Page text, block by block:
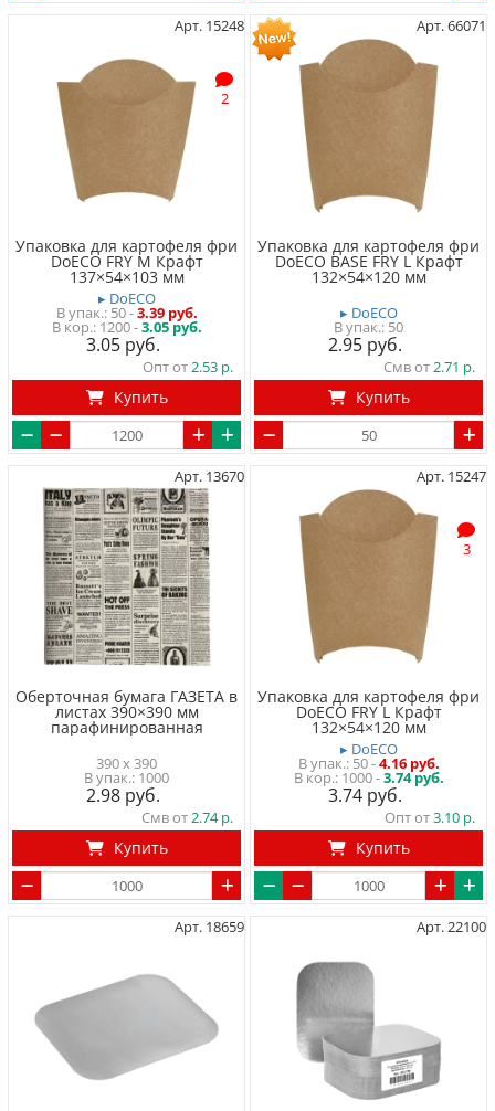
Арт. 15248
2
Упаковка для картофеля фри
DoECO FRY M Крафт
137×54×103 мм
▸ DoECO
50-3.39 руб.
1200 -3.05 руб.
3.05
Опт от2.53
Купить
Арт. 66071
Упаковка для картофеля фри
DoECO BASE FRY L Крафт
132×54×120 мм
▸ DoECO
50
2.95
Смв от2.71
Купить
Арт. 13670
Оберточная бумага ГАЗЕТА в
листах 390×390 мм
парафинированная
390 x 390
1000
2.98
Смв от2.74
Купить
Арт. 15247
3
Упаковка для картофеля фри
DoECO FRY L Крафт
132×54×120 мм
▸ DoECO
50-4.16 руб.
1000 -3.74 руб.
3.74
Опт от3.10
Купить
Арт. 18659 Арт. 22100